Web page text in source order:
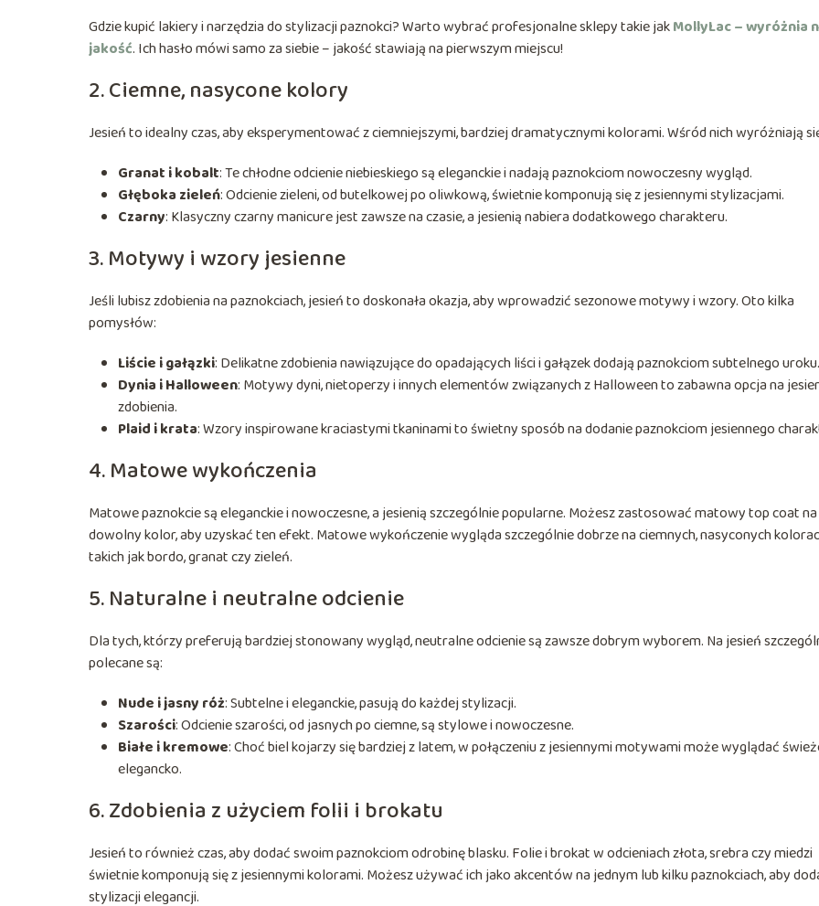
Gdzie kupić lakiery i narzędzia do stylizacji paznokci? Warto wybrać profesjonalne sklepy takie jakMollyLac – wyróżnia
jakość. Ich hasło mówi samo za siebie – jakość stawiają na pierwszym miejscu!
2. Ciemne, nasycone kolory
Jesień to idealny czas, aby eksperymentować z ciemniejszymi, bardziej dramatycznymi kolorami. Wśród nich wyróżniają
Granat i kobalt: Te chłodne odcienie niebieskiego są eleganckie i nadają paznokciom nowoczesny wygląd.
Głęboka zieleń: Odcienie zieleni, od butelkowej po oliwkową, świetnie komponują się z jesiennymi stylizacjami.
Czarny: Klasyczny czarny manicure jest zawsze na czasie, a jesienią nabiera dodatkowego charakteru.
3. Motywy i wzory jesienne
Jeśli lubisz zdobienia na paznokciach, jesień to doskonała okazja, aby wprowadzić sezonowe motywy i wzory. Oto kilka
pomysłów:
Liście i gałązki: Delikatne zdobienia nawiązujące do opadających liści i gałązek dodają paznokciom subtelnego uroku.
Dynia i Halloween: Motywy dyni, nietoperzy i innych elementów związanych z Halloween to zabawna opcja na
zdobienia.
Plaid i krata: Wzory inspirowane kraciastymi tkaninami to świetny sposób na dodanie paznokciom jesiennego
4. Matowe wykończenia
Matowe paznokcie są eleganckie i nowoczesne, a jesienią szczególnie popularne. Możesz zastosować matowy top coat na
dowolny kolor, aby uzyskać ten efekt. Matowe wykończenie wygląda szczególnie dobrze na ciemnych, nasyconych
takich jak bordo, granat czy zieleń.
5. Naturalne i neutralne odcienie
Dla tych, którzy preferują bardziej stonowany wygląd, neutralne odcienie są zawsze dobrym wyborem. Na jesień
polecane są:
Nude i jasny róż: Subtelne i eleganckie, pasują do każdej stylizacji.
Szarości: Odcienie szarości, od jasnych po ciemne, są stylowe i nowoczesne.
Białe i kremowe: Choć biel kojarzy się bardziej z latem, w połączeniu z jesiennymi motywami może wyglądać
elegancko.
6. Zdobienia z użyciem folii i brokatu
Jesień to również czas, aby dodać swoim paznokciom odrobinę blasku. Folie i brokat w odcieniach złota, srebra czy miedzi
świetnie komponują się z jesiennymi kolorami. Możesz używać ich jako akcentów na jednym lub kilku paznokciach, aby
stylizacji elegancji.